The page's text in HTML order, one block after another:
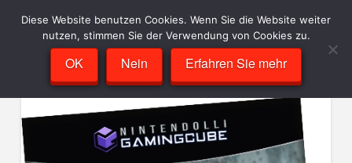
Diese Website benutzen Cookies. Wenn Sie die Website weiter
nutzen, stimmen Sie der Verwendung von Cookies zu.
OK Nein Erfahren Sie mehr